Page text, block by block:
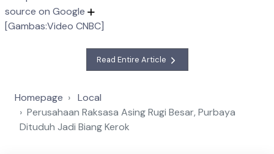
source on Google
[Gambas:Video CNBC]
Read Entire Article
Homepage
Local
Perusahaan Raksasa Asing Rugi Besar, Purbaya
Dituduh Jadi Biang Kerok